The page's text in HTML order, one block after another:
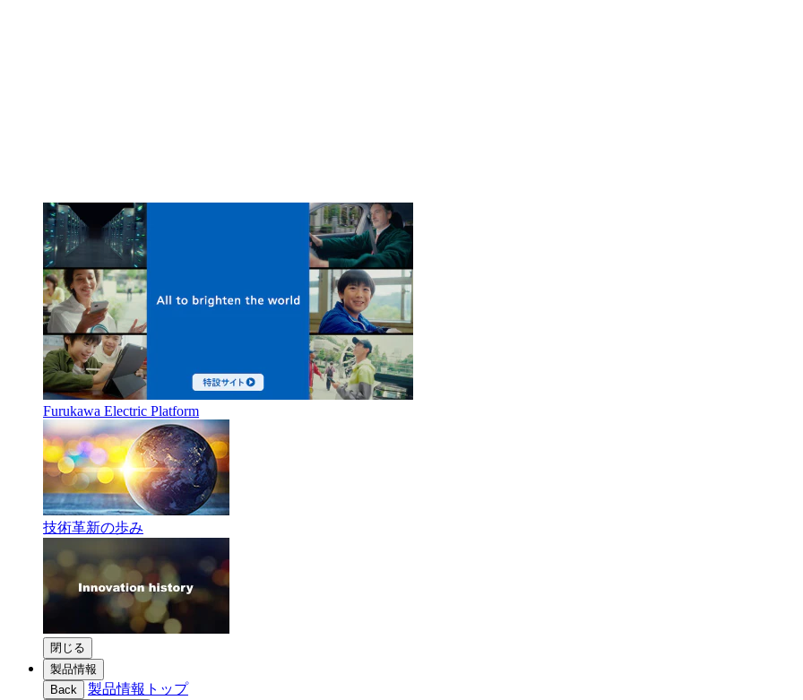
Furukawa Electric Platform
技術革新の歩み
閉じる
製品情報
Back
製品情報トップ